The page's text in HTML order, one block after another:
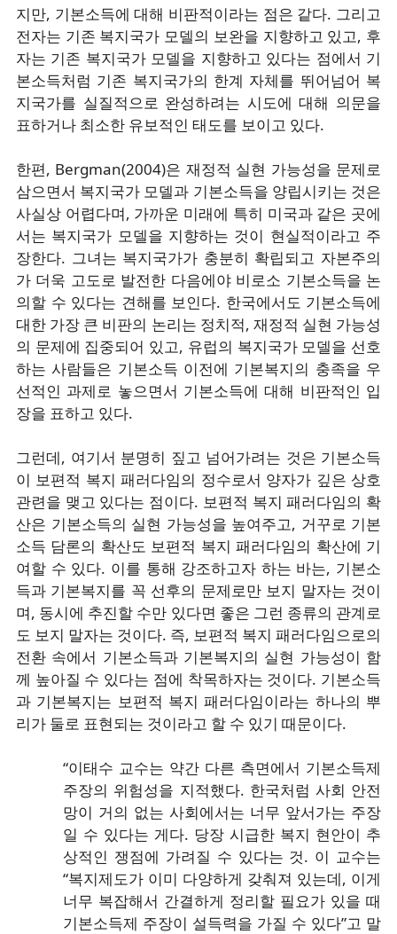
지만, 기본소득에 대해 비판적이라는 점은 같다. 그리고
전자는 기존 복지국가 모델의 보완을 지향하고 있고, 후
자는 기존 복지국가 모델을 지향하고 있다는 점에서 기
본소득처럼 기존 복지국가의 한계 자체를 뛰어넘어 복
지국가를 실질적으로 완성하려는 시도에 대해 의문을
표하거나 최소한 유보적인 태도를 보이고 있다.
한편, Bergman(2004)은 재정적 실현 가능성을 문제로
삼으면서 복지국가 모델과 기본소득을 양립시키는 것은
사실상 어렵다며, 가까운 미래에 특히 미국과 같은 곳에
서는 복지국가 모델을 지향하는 것이 현실적이라고 주
장한다. 그녀는 복지국가가 충분히 확립되고 자본주의
가 더욱 고도로 발전한 다음에야 비로소 기본소득을 논
의할 수 있다는 견해를 보인다. 한국에서도 기본소득에
대한 가장 큰 비판의 논리는 정치적, 재정적 실현 가능성
의 문제에 집중되어 있고, 유럽의 복지국가 모델을 선호
하는 사람들은 기본소득 이전에 기본복지의 충족을 우
선적인 과제로 놓으면서 기본소득에 대해 비판적인 입
장을 표하고 있다.
그런데, 여기서 분명히 짚고 넘어가려는 것은 기본소득
이 보편적 복지 패러다임의 정수로서 양자가 깊은 상호
관련을 맺고 있다는 점이다. 보편적 복지 패러다임의 확
산은 기본소득의 실현 가능성을 높여주고, 거꾸로 기본
소득 담론의 확산도 보편적 복지 패러다임의 확산에 기
여할 수 있다. 이를 통해 강조하고자 하는 바는, 기본소
득과 기본복지를 꼭 선후의 문제로만 보지 말자는 것이
며, 동시에 추진할 수만 있다면 좋은 그런 종류의 관계로
도 보지 말자는 것이다. 즉, 보편적 복지 패러다임으로의
전환 속에서 기본소득과 기본복지의 실현 가능성이 함
께 높아질 수 있다는 점에 착목하자는 것이다. 기본소득
과 기본복지는 보편적 복지 패러다임이라는 하나의 뿌
리가 둘로 표현되는 것이라고 할 수 있기 때문이다.
“이태수 교수는 약간 다른 측면에서 기본소득제
주장의 위험성을 지적했다. 한국처럼 사회 안전
망이 거의 없는 사회에서는 너무 앞서가는 주장
일 수 있다는 게다. 당장 시급한 복지 현안이 추
상적인 쟁점에 가려질 수 있다는 것. 이 교수는
“복지제도가 이미 다양하게 갖춰져 있는데, 이게
너무 복잡해서 간결하게 정리할 필요가 있을 때
기본소득제 주장이 설득력을 가질 수 있다”고 말